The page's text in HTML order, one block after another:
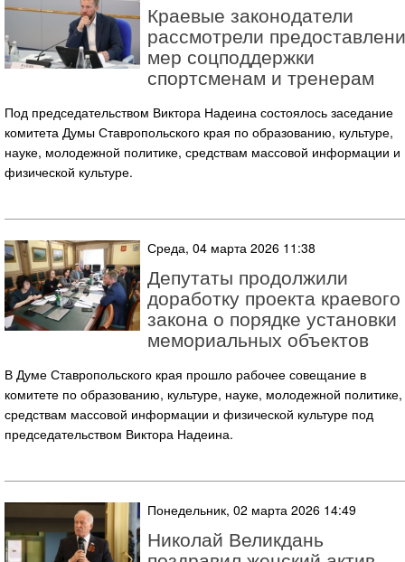
Краевые законодатели
рассмотрели
мер соцподдержки
спортсменам и тренерам
Под председательством Виктора Надеина состоялось заседание
комитета Думы Ставропольского края по образованию, культуре,
науке, молодежной политике, средствам массовой информации и
физической культуре.
Среда, 04 марта 2026 11:38
Депутаты продолжили
доработку проекта краевого
закона о порядке установки
мемориальных объектов
В Думе Ставропольского края прошло рабочее совещание в
комитете по образованию, культуре, науке, молодежной политике,
средствам массовой информации и физической культуре под
председательством Виктора Надеина.
Понедельник, 02 марта 2026 14:49
Николай Великдань